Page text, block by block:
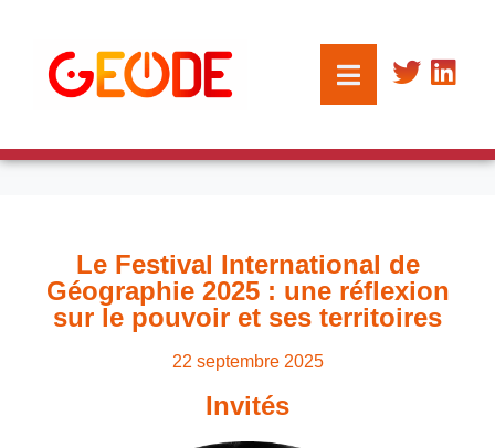
Le Festival International de
Géographie 2025 : une réflexion
sur le pouvoir et ses territoires
22 septembre 2025
Invités